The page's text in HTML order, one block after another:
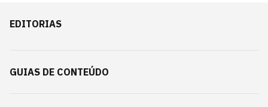
EDITORIAS
GUIAS DE CONTEÚDO